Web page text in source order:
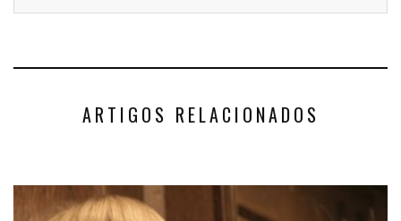
ARTIGOS RELACIONADOS